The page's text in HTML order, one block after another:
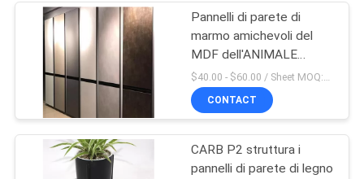
Bordo leggero della
piega
Pannelli di parete di
marmo amichevoli del
MDF dell'ANIMALE
DOMESTICO 27mm di
Eco
CONTACT
CARB P2 struttura i
pannelli di parete di legno